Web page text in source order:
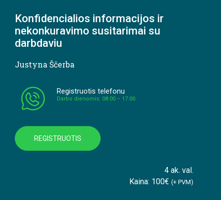
Konfidencialios informacijos ir
nekonkuravimo susitarimai su
darbdaviu
Justyna Ščerba
Registruotis telefonu
Darbo dienomis: 08:00 – 17:00
REGISTRUOTIS
4 ak. val.
Kaina: 100€ (+ PVM)